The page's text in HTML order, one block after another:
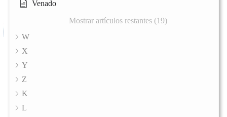
Venado
Mostrar artículos restantes (19)
W
X
Y
Z
K
L